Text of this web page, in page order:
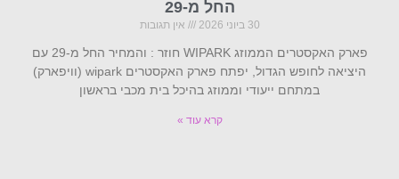
החל מ-29
30 ביוני 2026 אין תגובות
פארק האקסטרים הממוזג WIPARK חוזר : והמחיר החל מ-29 עם
היציאה לחופש הגדול, יפתח פארק האקסטרים wipark (וויפארק)
במתחם ייעודי וממוזג בהיכל בית מכבי בראשון
קרא עוד »